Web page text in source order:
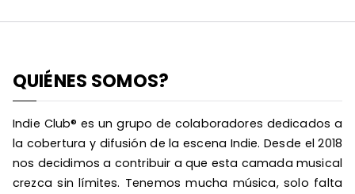
QUIÉNES SOMOS?
Indie Club® es un grupo de colaboradores dedicados a
la cobertura y difusión de la escena Indie. Desde el 2018
nos decidimos a contribuir a que esta camada musical
crezca sin límites. Tenemos mucha música, solo falta